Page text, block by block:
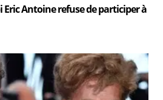
Antoine refuse de participer à